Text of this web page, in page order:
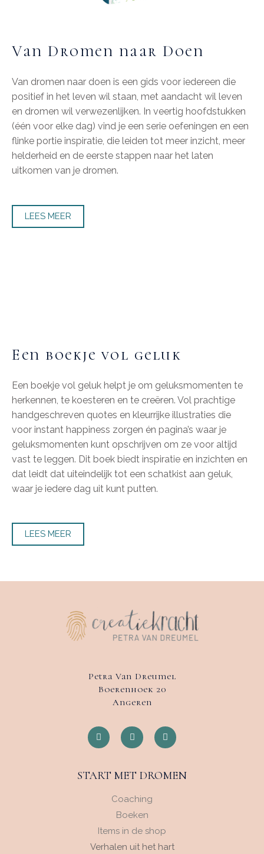
Van Dromen naar Doen
Van dromen naar doen is een gids voor iedereen die
positief in het leven wil staan, met aandacht wil leven
en dromen wil verwezenlijken. In veertig hoofdstukken
(één voor elke dag) vind je een serie oefeningen en een
flinke portie inspiratie, die leiden tot meer inzicht, meer
helderheid en de eerste stappen naar het laten
uitkomen van je dromen.
LEES MEER
Een boekje vol geluk
Een boekje vol geluk helpt je om geluksmomenten te
herkennen, te koesteren en te creëren. Vol prachtige
handgeschreven quotes en kleurrijke illustraties die
voor instant happiness zorgen én pagina’s waar je
geluksmomenten kunt opschrijven om ze voor altijd
vast te leggen. Dit boek biedt inspiratie en inzichten en
dat leidt dat uiteindelijk tot een schatkist aan geluk,
waar je iedere dag uit kunt putten.
LEES MEER
Petra Van Dreumel
Boerenhoek 20
Angeren
START MET DROMEN
Coaching
Boeken
Items in de shop
Verhalen uit het hart